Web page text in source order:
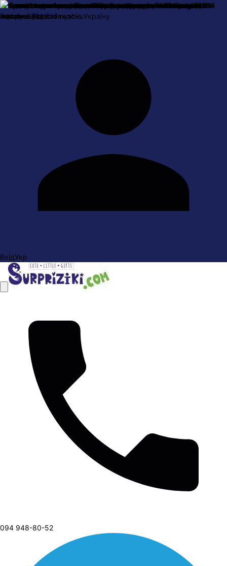
Про насОплата і доставкаОбмін та поверненняКонтактна
інформація
ВхідУкр
094 948-80-52